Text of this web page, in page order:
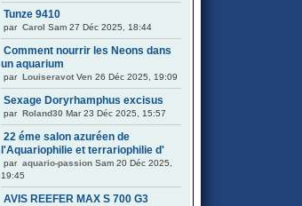
Tunze 9410
par Carol Sam 27 Déc 2025, 18:44
Comment nourrir les Neons dans
un aquarium
par Louiseravot Ven 26 Déc 2025, 19:09
Sexage Doryrhamphus excisus
par Roland30 Mar 23 Déc 2025, 15:57
22 éme salon azuréen de
l'Aquariophilie et terrariophilie d'
par aquario-passion Sam 20 Déc 2025,
19:45
AVIS REEFER MAX S 700 G3